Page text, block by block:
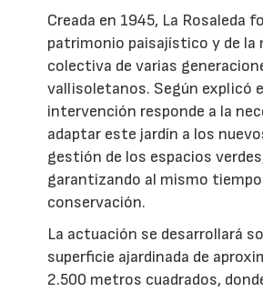
Creada en 1945, La Rosaleda
patrimonio paisajístico y de la
colectiva de varias
vallisoletanos. Según explicó
intervención responde a la
adaptar este jardín a los
gestión de los espacios
garantizando al mismo
conservación.
La actuación se desarrollará
superficie ajardinada de
2.500 metros cuadrados,